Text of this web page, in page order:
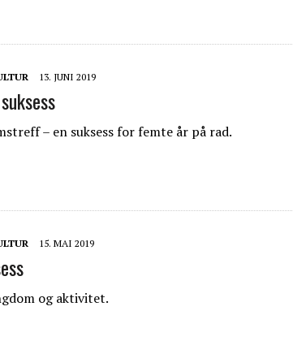
13. JUNI 2019
– en suksess for femte år på rad.
15. MAI 2019
og aktivitet.